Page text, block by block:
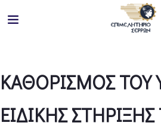
ΚΑΘΟΡΙΣΜΟΣ ΤΟΥ
ΕΙΔΙΚΗΣ